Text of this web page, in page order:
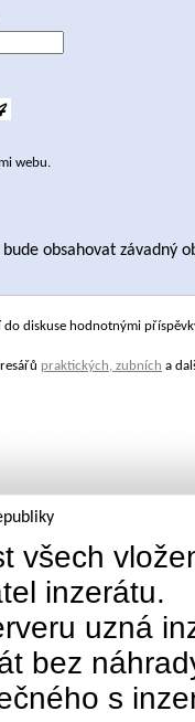
webu.
obsahovat závadný
diskuse hodnotnými
praktických, zubních a
všech
inzerátu.
uzná
bez
s